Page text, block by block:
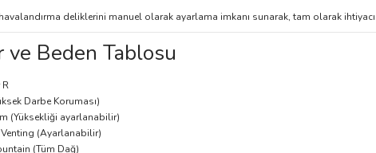
deliklerini manuel olarak ayarlama imkanı sunarak, tam olarak
Beden Tablosu
Darbe Koruması)
(Yüksekliği ayarlanabilir)
(Ayarlanabilir)
(Tüm Dağ)